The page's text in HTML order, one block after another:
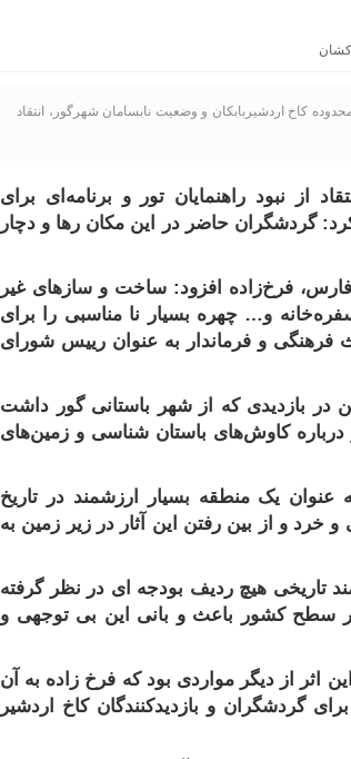
کاخ اردشیربابکان و وضعیت نابسامان شهرگور، انتقاد
از نبود راهنمایان تور و برنامه‌ای برای
گردشگران حاضر در این مکان رها و دچار
فارس، فرخ‌زاده افزود: ساخت و سازهای غیر
و… چهره بسیار نا مناسبی را برای
فرهنگی و فرماندار به عنوان رییس شورای
در بازدیدی که از شهر باستانی گور داشت
کاوش‌های باستان شناسی و زمین‌های
عنوان یک منطقه بسیار ارزشمند در تاریخ
و از بین رفتن این آثار در زیر زمین به
تاریخی هیچ ردیف بودجه ای در نظر گرفته
سطح کشور باعث و بانی این بی توجهی و
اثر از دیگر مواردی بود که فرخ زاده به آن
گردشگران و بازدیدکنندگان کاخ اردشیر